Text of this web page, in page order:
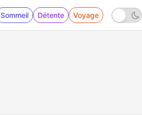
Sommeil Détente Voyage